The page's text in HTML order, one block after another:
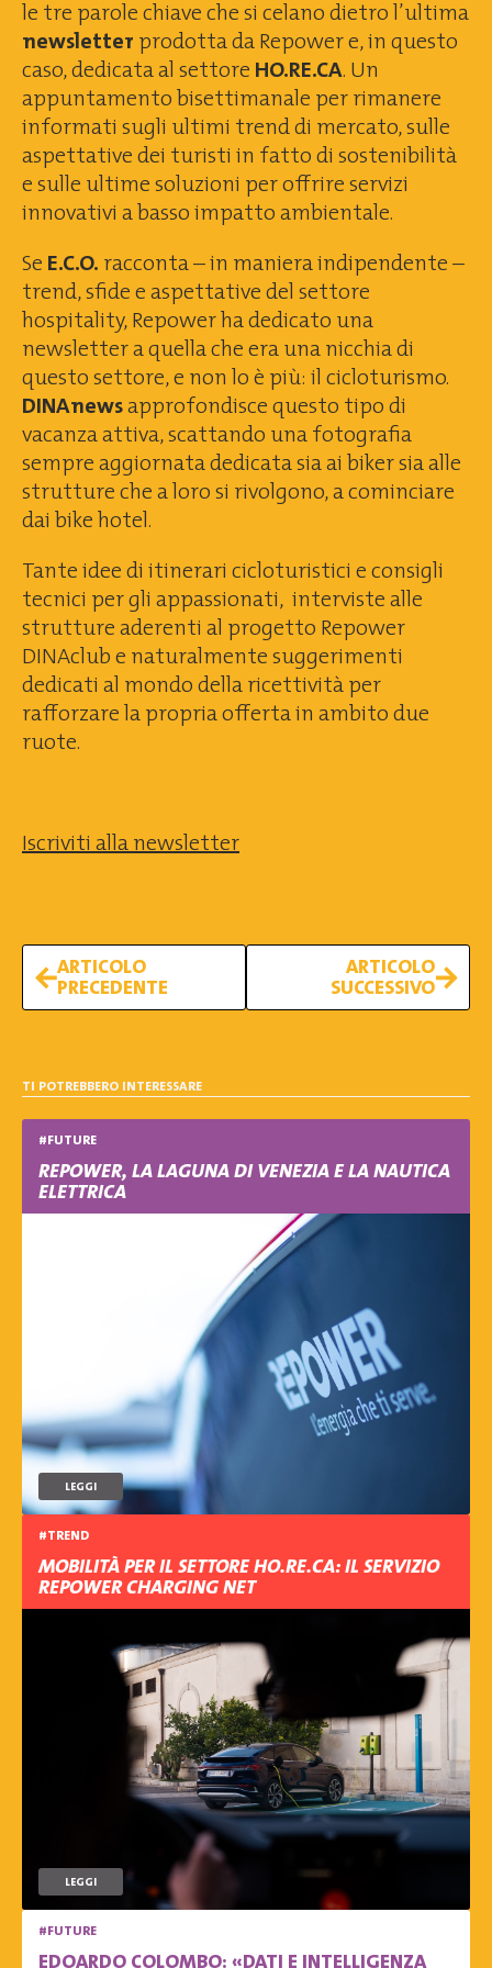
VII RAPPORTO 2023
VI RAPPORTO 2022
EDIZIONI PRECEDENTI
PODCAST
ISCRIVITI ALLA NEWSLETTER
le tre parole chiave che si celano dietro l’ultima
newsletter prodotta da Repower e, in questo
caso, dedicata al settore HO.RE.CA. Un
appuntamento bisettimanale per rimanere
informati sugli ultimi trend di mercato, sulle
aspettative dei turisti in fatto di sostenibilità
e sulle ultime soluzioni per offrire servizi
innovativi a basso impatto ambientale.
Se E.C.O. racconta – in maniera indipendente –
trend, sfide e aspettative del settore
hospitality, Repower ha dedicato una
newsletter a quella che era una nicchia di
questo settore, e non lo è più: il cicloturismo.
DINAnewsapprofondisce questo tipo di
vacanza attiva, scattando una fotografia
sempre aggiornata dedicata sia ai biker sia alle
strutture che a loro si rivolgono, a cominciare
dai bike hotel.
Tante idee di itinerari cicloturistici e consigli
tecnici per gli appassionati, interviste alle
strutture aderenti al progetto Repower
DINAclub e naturalmente suggerimenti
dedicati al mondo della ricettività per
rafforzare la propria offerta in ambito due
ruote.
Iscriviti alla newsletter
ARTICOLO
PRECEDENTE
ARTICOLO
SUCCESSIVO
TI POTREBBERO INTERESSARE
#FUTURE
REPOWER, LA LAGUNA DI VENEZIA E LA NAUTICA
ELETTRICA
LEGGI
#TREND
MOBILITÀ PER IL SETTORE HO.RE.CA: IL SERVIZIO
REPOWER CHARGING NET
LEGGI
#FUTURE
EDOARDO COLOMBO: «DATI E INTELLIGENZA